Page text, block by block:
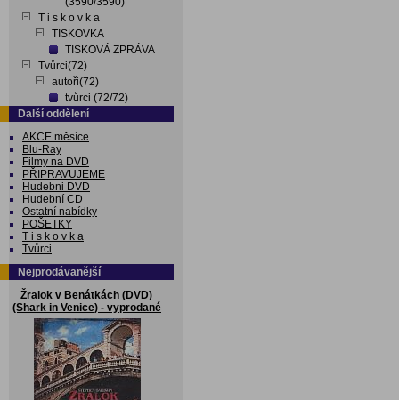
T i s k o v k a
TISKOVKA
TISKOVÁ ZPRÁVA
Tvůrci(72)
autoři(72)
tvůrci (72/72)
Další oddělení
AKCE měsíce
Blu-Ray
Filmy na DVD
PŘIPRAVUJEME
Hudebni DVD
Hudební CD
Ostatní nabídky
POŠETKY
T i s k o v k a
Tvůrci
Nejprodávanější
Žralok v Benátkách (DVD)
(Shark in Venice) - vyprodané